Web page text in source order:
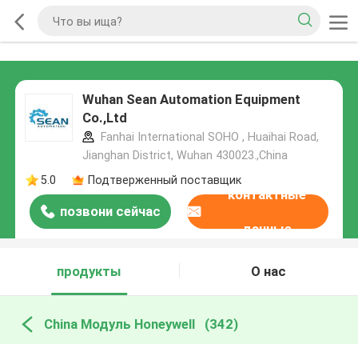
Wuhan Sean Automation Equipment
Co.,Ltd
Fanhai International SOHO , Huaihai Road,
Jianghan District, Wuhan 430023.,China
5.0
Подтверженный поставщик
позвони сейчас
контактные
данные
продукты О нас
China Модуль Honeywell (342)